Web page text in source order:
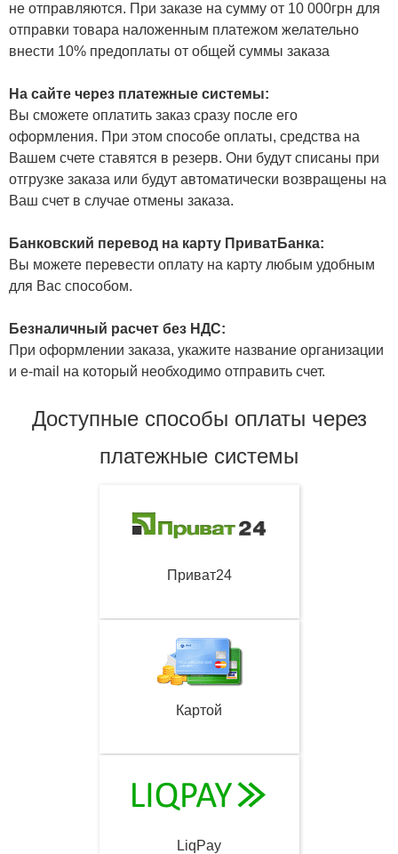
не отправляются. При заказе на сумму от 10 000грн для
отправки товара наложенным платежом желательно
внести 10% предоплаты от общей суммы заказа
На сайте через платежные системы:
Вы сможете оплатить заказ сразу после его
оформления. При этом способе оплаты, средства на
Вашем счете ставятся в резерв. Они будут списаны при
отгрузке заказа или будут автоматически возвращены на
Ваш счет в случае отмены заказа.
Банковский перевод на карту ПриватБанка:
Вы можете перевести оплату на карту любым удобным
для Вас способом.
Безналичный расчет без НДС:
При оформлении заказа, укажите название организации
и e-mail на который необходимо отправить счет.
Доступные способы оплаты через
платежные системы
Приват24
Картой
LiqPay